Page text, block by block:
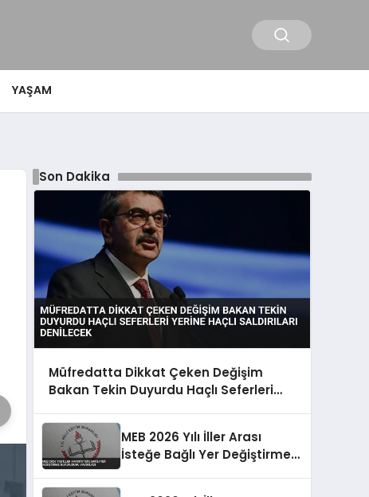
YAŞAM
Son Dakika
Müfredatta Dikkat Çeken Değişim
Bakan Tekin Duyurdu Haçlı Seferleri
MEB 2026 Yılı İller Arası
İsteğe Bağlı Yer Değiştirme